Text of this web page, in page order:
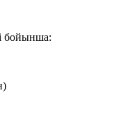
бойынша: